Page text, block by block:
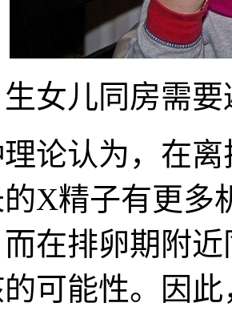
儿同房需要
认为，在离
X精子有更多
在排卵期附
可能性。因